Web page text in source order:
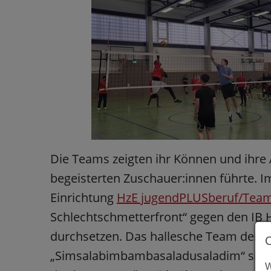
Die Teams zeigten ihr Können und
begeisterten Zuschauer:innen führte.
Einrichtung HzE jugendPLUSberuf/
Schlechtschmetterfront“ gegen den
durchsetzen. Das hallesche Team der
„Simsalabimbambasaladusaladim“